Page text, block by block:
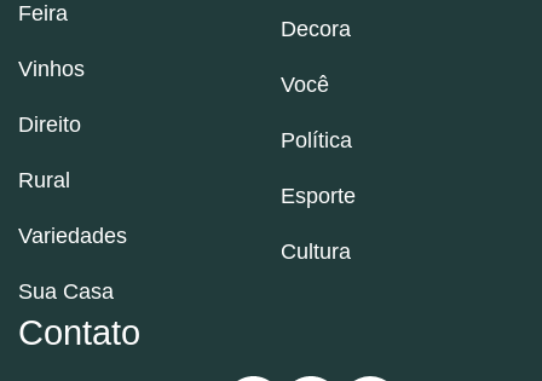
Feira
Vinhos
Direito
Rural
Variedades
Sua Casa
Decora
Você
Política
Esporte
Cultura
Contato